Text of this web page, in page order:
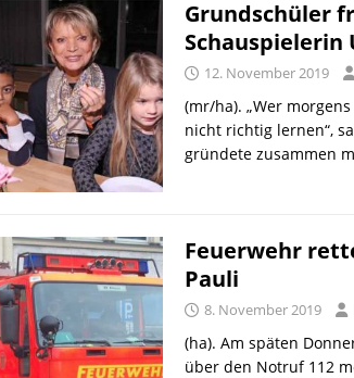
Grundschüler
Schauspielerin
12. November 2019
(mr/ha). „Wer
nicht richtig lernen“,
gründete zusammen
Feuerwehr
Pauli
8. November 2019
(ha). Am späten
über den Notruf 112